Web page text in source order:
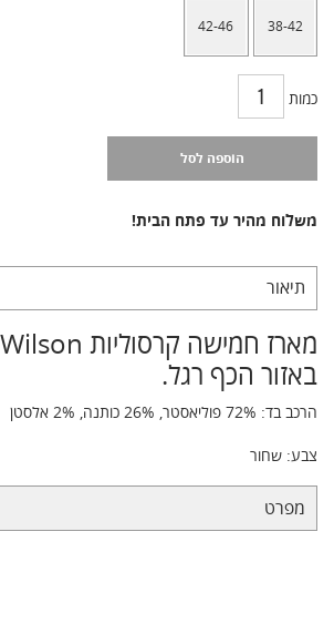
38-42
42-46
כמות
הוספה לסל
משלוח מהיר עד פתח הבית!
תיאור
באזור הכף רגל.
הרכב בד: 72% פוליאסטר, 26% כותנה, 2% אלסטן
צבע: שחור
מפרט